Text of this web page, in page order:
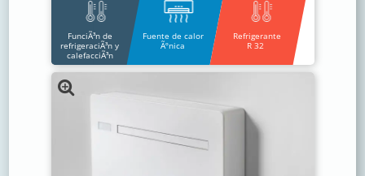
FunciÃ³n de
refrigeraciÃ³n y
calefacciÃ³n
Fuente de calor
Ãºnica
Refrigerante
R 32